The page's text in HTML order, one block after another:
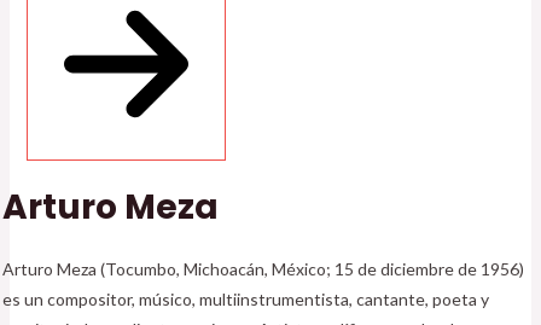
Arturo Meza
Arturo Meza (Tocumbo, Michoacán, México; 15 de diciembre de 1956)
es un compositor, músico, multiinstrumentista, cantante, poeta y